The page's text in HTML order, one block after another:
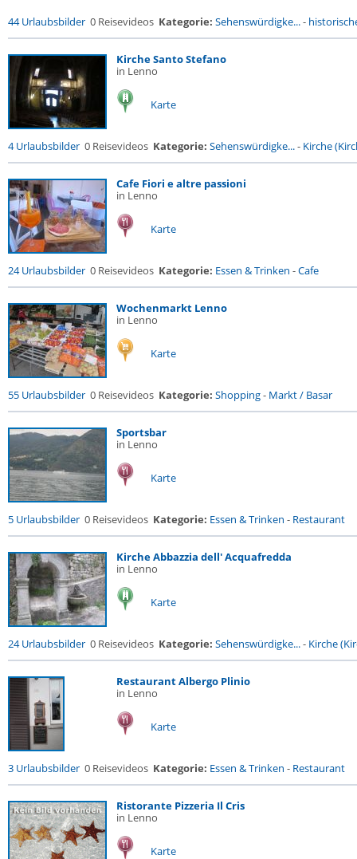
44 Urlaubsbilder 0 Reisevideos Kategorie: Sehenswürdigke...-
Kirche Santo Stefano
in Lenno
Karte
4 Urlaubsbilder 0 Reisevideos Kategorie: Sehenswürdigke...- Kirche
Cafe Fiori e altre passioni
in Lenno
Karte
24 Urlaubsbilder 0 Reisevideos Kategorie: Essen & Trinken -Cafe
Wochenmarkt Lenno
in Lenno
Karte
55 Urlaubsbilder 0 Reisevideos Kategorie: Shopping- Markt / Basar
Sportsbar
in Lenno
Karte
5 Urlaubsbilder 0 Reisevideos Kategorie: Essen & Trinken - Restaurant
Kirche Abbazzia dell' Acquafredda
in Lenno
Karte
24 Urlaubsbilder 0 Reisevideos Kategorie: Sehenswürdigke...- Kirche
Restaurant Albergo Plinio
in Lenno
Karte
3 Urlaubsbilder 0 Reisevideos Kategorie: Essen & Trinken - Restaurant
Ristorante Pizzeria Il Cris
in Lenno
Karte